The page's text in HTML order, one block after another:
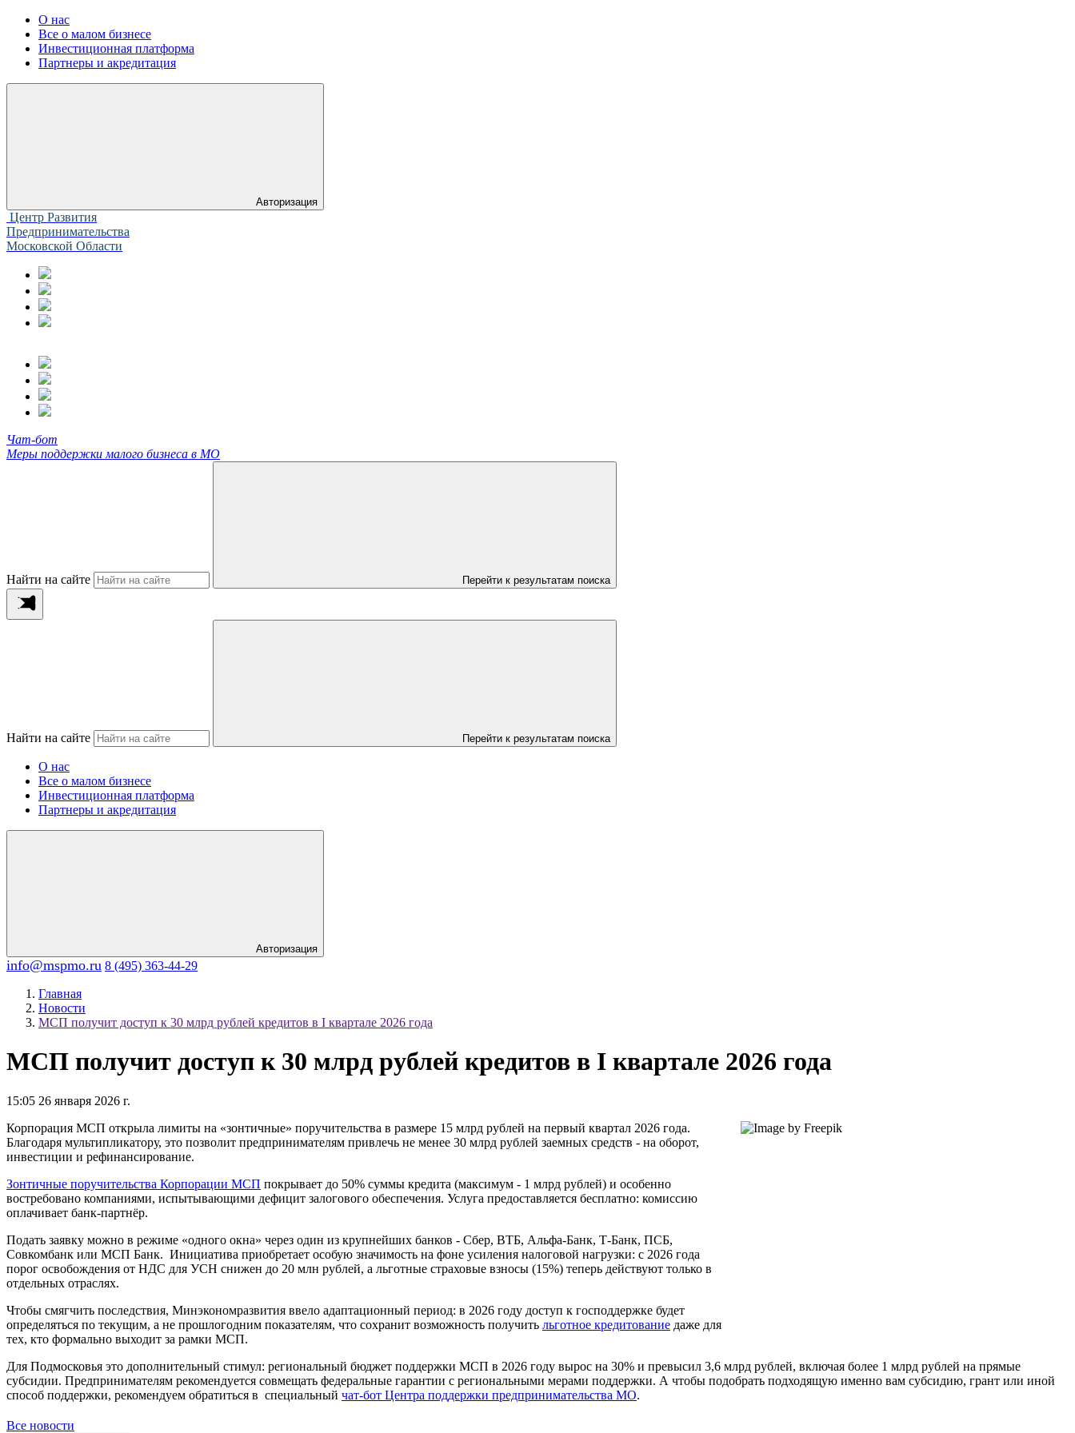
О нас
Все о малом бизнесе
Инвестиционная платформа
Партнеры и акредитация
Авторизация
Центр Развития
Предпринимательства
Московской Области
Чат-бот
Меры поддержки малого бизнеса в МО
Найти на сайте Перейти к результатам поиска
Найти на сайте Перейти к результатам поиска
О нас
Все о малом бизнесе
Инвестиционная платформа
Партнеры и акредитация
Авторизация
info@mspmo.ru 8 (495) 363-44-29
Главная
Новости
МСП получит доступ к 30 млрд рублей кредитов в I квартале 2026 года
МСП получит доступ к 30 млрд рублей кредитов в I квартале 2026 года
15:05 26 января 2026 г.
Корпорация МСП открыла лимиты на «зонтичные» поручительства в размере 15 млрд рублей на первый квартал 2026 года.
Благодаря мультипликатору, это позволит предпринимателям привлечь не менее 30 млрд рублей заемных средств - на оборот,
инвестиции и рефинансирование.
Зонтичные поручительства Корпорации МСП покрывает до 50% суммы кредита (максимум - 1 млрд рублей) и особенно
востребовано компаниями, испытывающими дефицит залогового обеспечения. Услуга предоставляется бесплатно: комиссию
оплачивает банк-партнёр.
Подать заявку можно в режиме «одного окна» через один из крупнейших банков - Сбер, ВТБ, Альфа-Банк, Т-Банк, ПСБ,
Совкомбанк или МСП Банк. Инициатива приобретает особую значимость на фоне усиления налоговой нагрузки: с 2026 года
порог освобождения от НДС для УСН снижен до 20 млн рублей, а льготные страховые взносы (15%) теперь действуют только в
отдельных отраслях.
Чтобы смягчить последствия, Минэкономразвития ввело адаптационный период: в 2026 году доступ к господдержке будет
определяться по текущим, а не прошлогодним показателям, что сохранит возможность получить льготное кредитование даже для
тех, кто формально выходит за рамки МСП.
Для Подмосковья это дополнительный стимул: региональный бюджет поддержки МСП в 2026 году вырос на 30% и превысил 3,6 млрд рублей, включая более 1 млрд рублей на прямые
субсидии. Предпринимателям рекомендуется совмещать федеральные гарантии с региональными мерами поддержки. А чтобы подобрать подходящую именно вам субсидию, грант или иной
способ поддержки, рекомендуем обратиться в специальный чат-бот Центра поддержки предпринимательства МО.
Все новости